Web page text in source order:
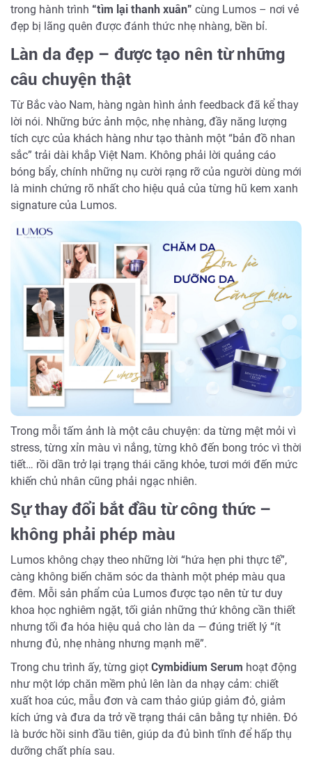
trong hành trình “tìm lại thanh xuân” cùng Lumos – nơi vẻ
đẹp bị lãng quên được đánh thức nhẹ nhàng, bền bỉ.
Làn da đẹp – được tạo nên từ những
câu chuyện thật
Từ Bắc vào Nam, hàng ngàn hình ảnh feedback đã kể thay
lời nói. Những bức ảnh mộc, nhẹ nhàng, đầy năng lượng
tích cực của khách hàng như tạo thành một “bản đồ nhan
sắc” trải dài khắp Việt Nam. Không phải lời quảng cáo
bóng bẩy, chính những nụ cười rạng rỡ của người dùng mới
là minh chứng rõ nhất cho hiệu quả của từng hũ kem xanh
signature của Lumos.
Trong mỗi tấm ảnh là một câu chuyện: da từng mệt mỏi vì
stress, từng xỉn màu vì nắng, từng khô đến bong tróc vì thời
tiết… rồi dần trở lại trạng thái căng khỏe, tươi mới đến mức
khiến chủ nhân cũng phải ngạc nhiên.
Sự thay đổi bắt đầu từ công thức –
không phải phép màu
Lumos không chạy theo những lời “hứa hẹn phi thực tế”,
càng không biến chăm sóc da thành một phép màu qua
đêm. Mỗi sản phẩm của Lumos được tạo nên từ tư duy
khoa học nghiêm ngặt, tối giản những thứ không cần thiết
nhưng tối đa hóa hiệu quả cho làn da — đúng triết lý “ít
nhưng đủ, nhẹ nhàng nhưng mạnh mẽ”.
Trong chu trình ấy, từng giọt Cymbidium Serum hoạt động
như một lớp chăn mềm phủ lên làn da nhạy cảm: chiết
xuất hoa cúc, mẫu đơn và cam thảo giúp giảm đỏ, giảm
kích ứng và đưa da trở về trạng thái cân bằng tự nhiên. Đó
là bước hồi sinh đầu tiên, giúp da đủ bình tĩnh để hấp thụ
dưỡng chất phía sau.